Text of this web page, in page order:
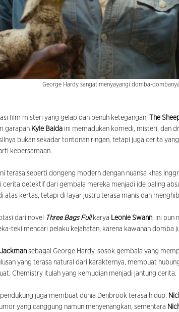
George Hardy sangat menyayangi domba-
film misteri yang gelap dan penuh ketegangan, The
garapan Kyle Balda ini memadukan komedi, misteri, dan
bukan sekadar tontonan ringan, tetapi juga cerita
kebersamaan.
terasa seperti dongeng modern dengan nuansa khas
cerita detektif dari gembala mereka menjadi ide paling
atas kertas, tetapi di layar justru terasa manis dan
dari novel Three Bags Full karya Leonie Swann, ini pun
teki mencari pelaku kejahatan, karena kawanan domba
sebagai George Hardy, sosok gembala yang
yang terasa natural dari karakternya, membuat
Chemistry itulah yang kemudian menjadi jantung cerita.
juga membuat dunia Denbrook terasa hidup.
yang canggung namun menyenangkan, sementara